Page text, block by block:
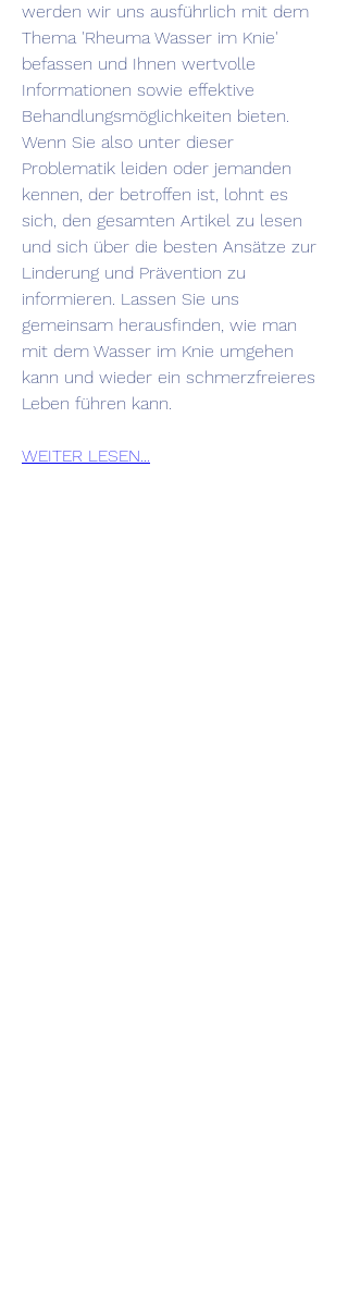
werden wir uns ausführlich mit dem
Thema 'Rheuma Wasser im Knie'
befassen und Ihnen wertvolle
Informationen sowie effektive
Behandlungsmöglichkeiten bieten.
Wenn Sie also unter dieser
Problematik leiden oder jemanden
kennen, der betroffen ist, lohnt es
sich, den gesamten Artikel zu lesen
und sich über die besten Ansätze zur
Linderung und Prävention zu
informieren. Lassen Sie uns
gemeinsam herausfinden, wie man
mit dem Wasser im Knie umgehen
kann und wieder ein schmerzfreieres
Leben führen kann.
WEITER LESEN...